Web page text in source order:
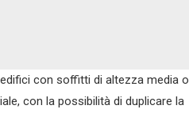
Scale in ferro
con soffitti di altezza media o
con la possibilità di duplicare la